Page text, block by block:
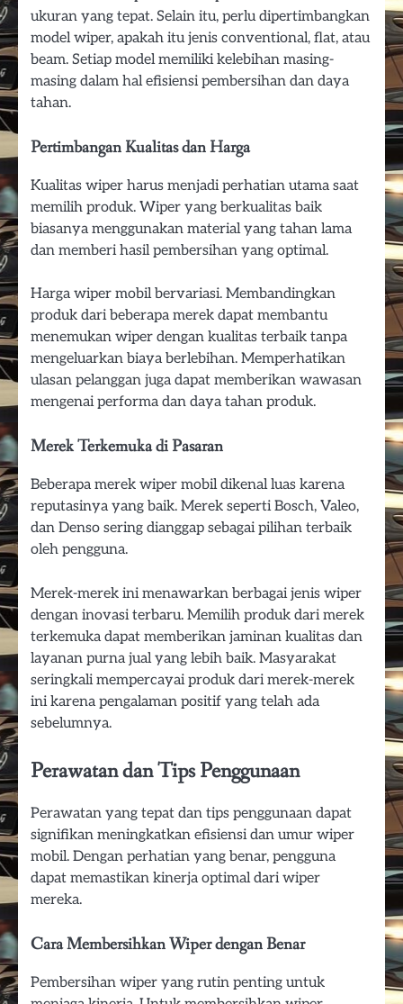
ukuran yang tepat. Selain itu, perlu dipertimbangkan
model wiper, apakah itu jenis conventional, flat, atau
beam. Setiap model memiliki kelebihan masing-
masing dalam hal efisiensi pembersihan dan daya
tahan.
Pertimbangan Kualitas dan Harga
Kualitas wiper harus menjadi perhatian utama saat
memilih produk. Wiper yang berkualitas baik
biasanya menggunakan material yang tahan lama
dan memberi hasil pembersihan yang optimal.
Harga wiper mobil bervariasi. Membandingkan
produk dari beberapa merek dapat membantu
menemukan wiper dengan kualitas terbaik tanpa
mengeluarkan biaya berlebihan. Memperhatikan
ulasan pelanggan juga dapat memberikan wawasan
mengenai performa dan daya tahan produk.
Merek Terkemuka di Pasaran
Beberapa merek wiper mobil dikenal luas karena
reputasinya yang baik. Merek seperti Bosch, Valeo,
dan Denso sering dianggap sebagai pilihan terbaik
oleh pengguna.
Merek-merek ini menawarkan berbagai jenis wiper
dengan inovasi terbaru. Memilih produk dari merek
terkemuka dapat memberikan jaminan kualitas dan
layanan purna jual yang lebih baik. Masyarakat
seringkali mempercayai produk dari merek-merek
ini karena pengalaman positif yang telah ada
sebelumnya.
Perawatan dan Tips Penggunaan
Perawatan yang tepat dan tips penggunaan dapat
signifikan meningkatkan efisiensi dan umur wiper
mobil. Dengan perhatian yang benar, pengguna
dapat memastikan kinerja optimal dari wiper
mereka.
Cara Membersihkan Wiper dengan Benar
Pembersihan wiper yang rutin penting untuk